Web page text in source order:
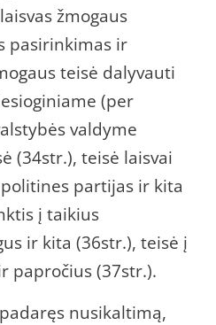
žmogaus
pasirinkimas ir
teisė dalyvauti
(per
valdyme
(34str.), teisė laisvai
partijas ir kita
į taikius
ir kita (36str.), teisė į
papročius (37str.).
nusikaltimą,